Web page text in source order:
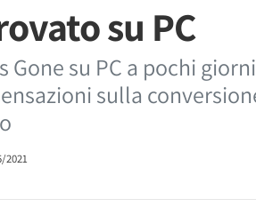
su PC
Gone su PC a pochi
sulla
2021